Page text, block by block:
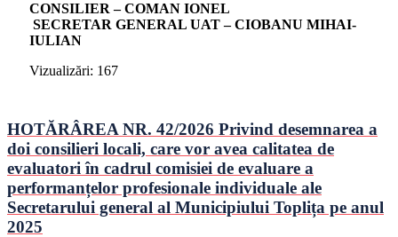
CONSILIER – COMAN IONEL
SECRETAR GENERAL UAT – CIOBANU MIHAI-
IULIAN
Vizualizări: 167
HOTĂRÂREA NR. 42/2026 Privind desemnarea a
doi consilieri locali, care vor avea calitatea de
evaluatori în cadrul comisiei de evaluare a
performanțelor profesionale individuale ale
Secretarului general al Municipiului Toplița pe anul
2025